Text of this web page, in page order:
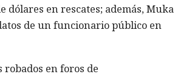
en rescates; además, Muka
de un funcionario público en
robados en foros de